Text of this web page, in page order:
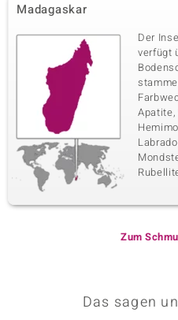
Madagaskar
Der
verfügt
Zum
Das sagen